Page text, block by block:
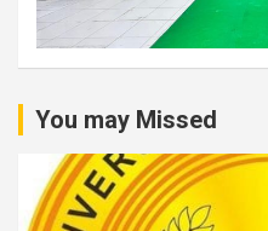
You may Missed